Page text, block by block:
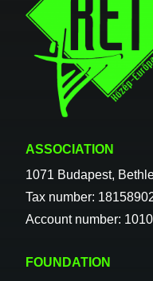
ASSOCIATION
1071 Budapest,
Tax number:
Account number:
FOUNDATION